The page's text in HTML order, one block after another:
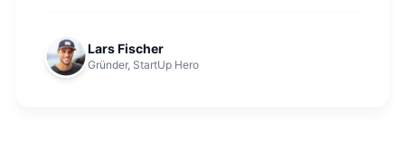
Lars Fischer
Gründer, StartUp Hero